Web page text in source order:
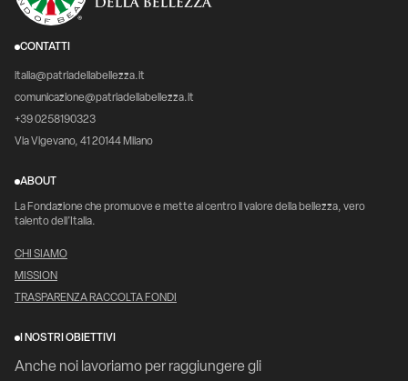
CONTATTI
italia@patriadellabellezza.it
comunicazione@patriadellabellezza.it
+39 0258190323
Via Vigevano, 41 20144 Milano
ABOUT
La Fondazione che promuove e mette al centro il valore della bellezza, vero
talento dell’Italia.
CHI SIAMO
MISSION
TRASPARENZA RACCOLTA FONDI
I NOSTRI OBIETTIVI
Anche noi lavoriamo per raggiungere gli